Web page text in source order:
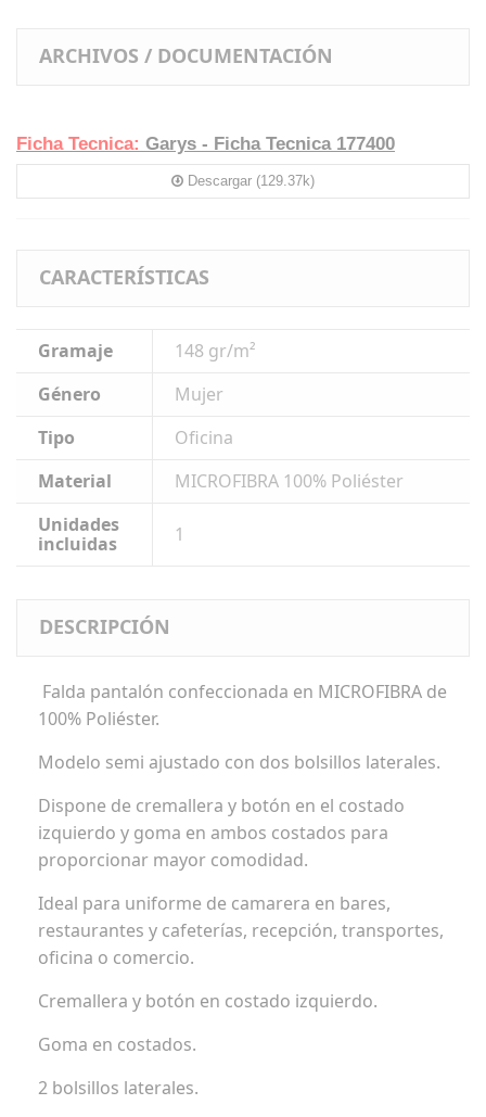
ARCHIVOS / DOCUMENTACIÓN
Ficha Tecnica: Garys - Ficha Tecnica 177400
Descargar (129.37k)
CARACTERÍSTICAS
Gramaje
148 gr/m²
Género
Mujer
Tipo
Oficina
Material
MICROFIBRA 100% Poliéster
Unidades
incluidas
1
DESCRIPCIÓN
Falda pantalón confeccionada en MICROFIBRA de
100% Poliéster.
Modelo semi ajustado con dos bolsillos laterales.
Dispone de cremallera y botón en el costado
izquierdo y goma en ambos costados para
proporcionar mayor comodidad.
Ideal para uniforme de camarera en bares,
restaurantes y cafeterías, recepción, transportes,
oficina o comercio.
Cremallera y botón en costado izquierdo.
Goma en costados.
2 bolsillos laterales.